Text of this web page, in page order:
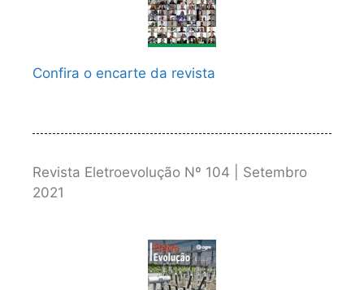
Confira o encarte da revista
Revista Eletroevolução Nº 104 | Setembro
2021